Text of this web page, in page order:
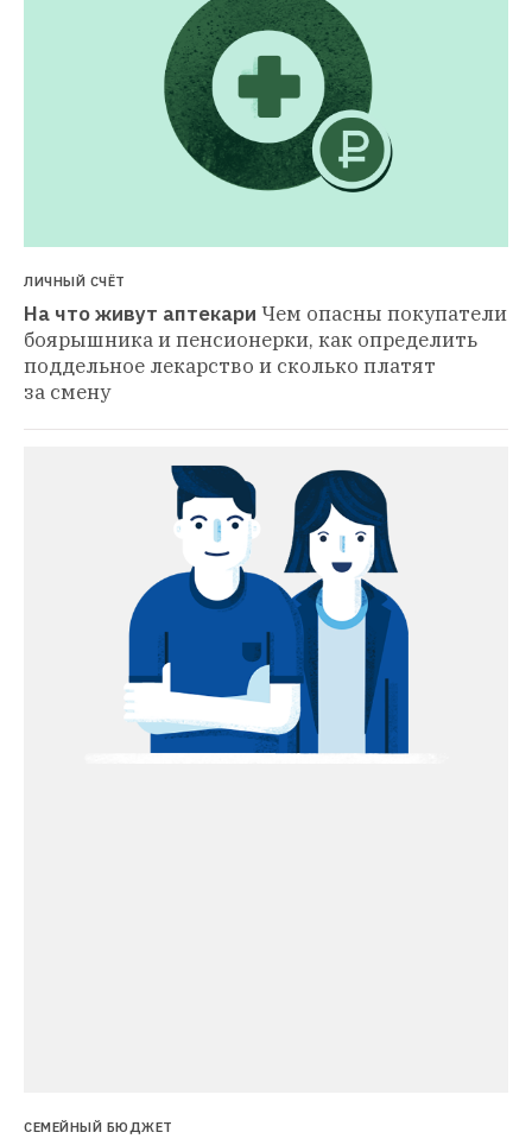
ЛИЧНЫЙ СЧЁТ
На что живут аптекари Чем опасны покупатели
боярышника и пенсионерки, как определить
поддельное лекарство и сколько платят
за смену
СЕМЕЙНЫЙ БЮДЖЕТ